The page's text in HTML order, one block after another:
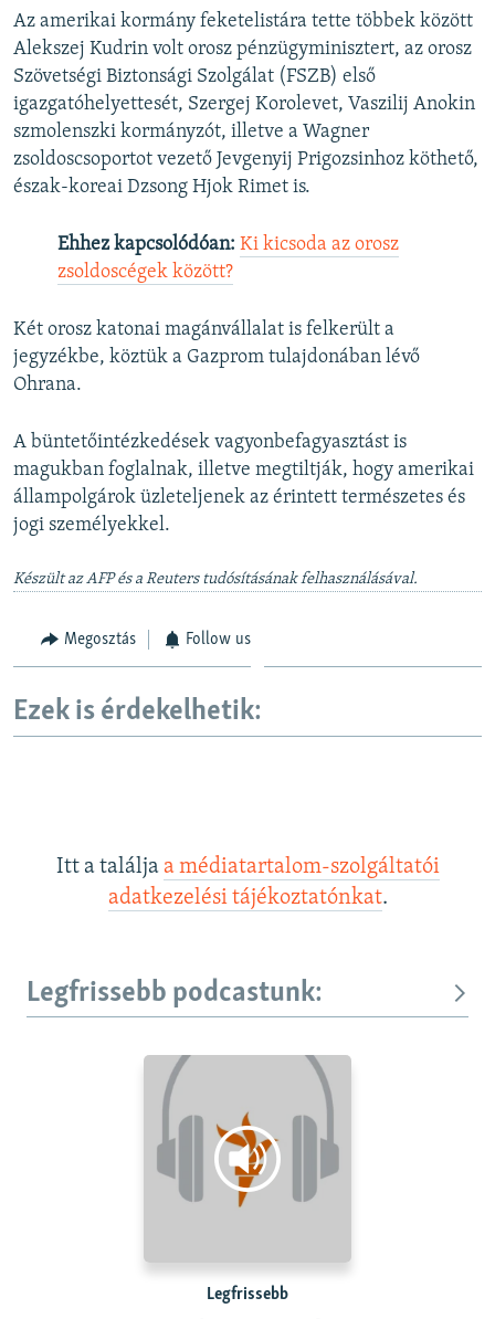
Az amerikai kormány feketelistára tette többek között
Alekszej Kudrin volt orosz pénzügyminisztert, az orosz
Szövetségi Biztonsági Szolgálat (FSZB) első
igazgatóhelyettesét, Szergej Korolevet, Vaszilij Anokin
szmolenszki kormányzót, illetve a Wagner
zsoldoscsoportot vezető Jevgenyij Prigozsinhoz köthető,
észak-koreai Dzsong Hjok Rimet is.
Ehhez kapcsolódóan: Ki kicsoda az orosz
zsoldoscégek között?
Két orosz katonai magánvállalat is felkerült a
jegyzékbe, köztük a Gazprom tulajdonában lévő
Ohrana.
A büntetőintézkedések vagyonbefagyasztást is
magukban foglalnak, illetve megtiltják, hogy amerikai
állampolgárok üzleteljenek az érintett természetes és
jogi személyekkel.
Készült az AFP és a Reuters tudósításának felhasználásával.
Megosztás Follow us
Ezek is érdekelhetik:
Itt a találja a médiatartalom-szolgáltatói
adatkezelési tájékoztatónkat.
Legfrissebb podcastunk:
Legfrissebb